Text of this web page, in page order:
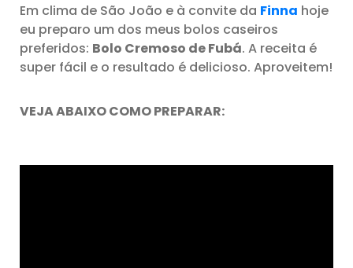
Em clima de São João e à convite da Finna hoje
eu preparo um dos meus bolos caseiros
preferidos: Bolo Cremoso de Fubá. A receita é
super fácil e o resultado é delicioso. Aproveitem!
VEJA ABAIXO COMO PREPARAR: